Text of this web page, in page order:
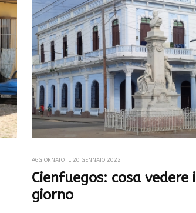
AGGIORNATO IL 20 GENNAIO 2022
Cienfuegos: cosa vedere
giorno